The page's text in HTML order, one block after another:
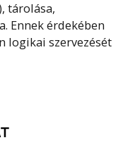
tárolása,
Ennek érdekében
logikai szervezését